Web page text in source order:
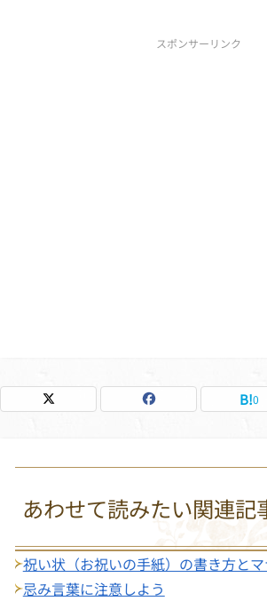
スポンサーリンク
0
あわせて読みたい関連記
祝い状（お祝いの手紙）の書き方と
忌み言葉に注意しよう